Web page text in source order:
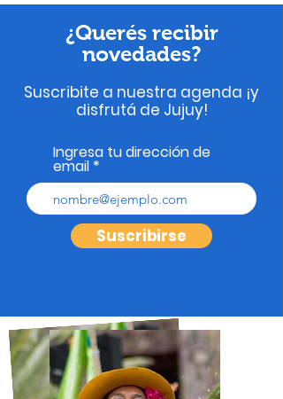
¿Querés recibir
novedades?
Suscribite a nuestra agenda ¡y
disfrutá de Jujuy!
Ingresa tu dirección de
email
Suscribirse